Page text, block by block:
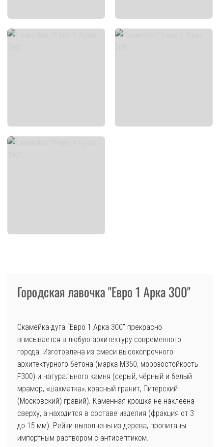
Городская лавочка "Евро 1 Арка 300"
Скамейка-дуга “Евро 1 Арка 300” прекрасно
вписывается в любую архитектуру современного
города. Изготовлена из смеси высокопрочного
архитектурного бетона (марка М350, морозостойкость
F300) и натурального камня (серый, чёрный и белый
мрамор, «шахматка», красный гранит, Питерский
(Московский) гравий). Каменная крошка не наклеена
сверху, а находится в составе изделия (фракция от 3
до 15 мм). Рейки выполнены из дерева, пропитаны
импортным раствором с антисептиком.